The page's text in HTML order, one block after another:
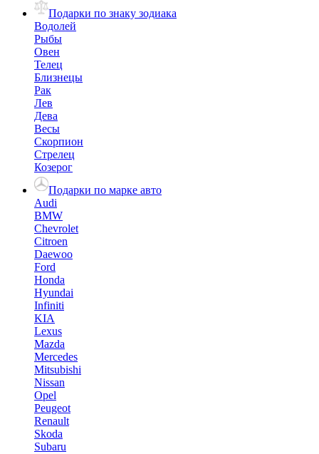
Подарки по знаку зодиака
Водолей
Рыбы
Овен
Телец
Близнецы
Рак
Лев
Дева
Весы
Скорпион
Стрелец
Козерог
Подарки по марке авто
Audi
BMW
Chevrolet
Citroen
Daewoo
Ford
Honda
Hyundai
Infiniti
KIA
Lexus
Mazda
Mercedes
Mitsubishi
Nissan
Opel
Peugeot
Renault
Skoda
Subaru